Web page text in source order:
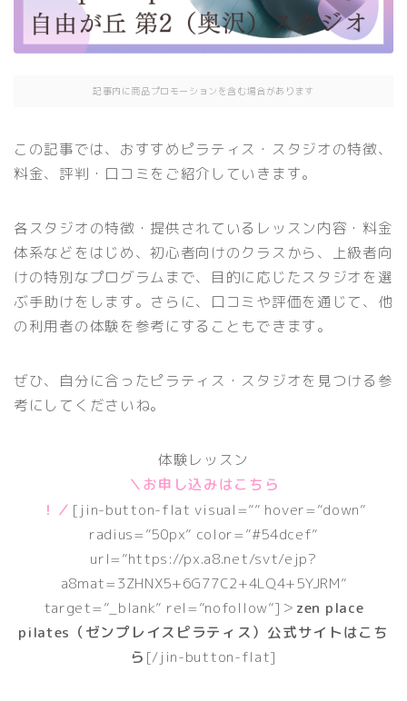
記事内に商品プロモーションを含む場合があります
この記事では、おすすめピラティス・スタジオの特徴、
料金、評判・口コミをご紹介していきます。
各スタジオの特徴・提供されているレッスン内容・料金
体系などをはじめ、初心者向けのクラスから、上級者向
けの特別なプログラムまで、目的に応じたスタジオを選
ぶ手助けをします。さらに、口コミや評価を通じて、他
の利用者の体験を参考にすることもできます。
ぜひ、自分に合ったピラティス・スタジオを見つける参
考にしてくださいね。
体験レッスン
＼お申し込みはこちら
！／ [jin-button-flat visual=”” hover=”down”
radius=”50px” color=”#54dcef”
url=”https://px.a8.net/svt/ejp?
a8mat=3ZHNX5+6G77C2+4LQ4+5YJRM”
target=”_blank” rel=”nofollow”]＞ zen place
pilates（ゼンプレイスピラティス）公式サイトはこち
ら [/jin-button-flat]